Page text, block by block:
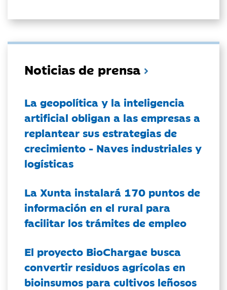
Noticias de prensa
La geopolítica y la inteligencia
artificial obligan a las empresas a
replantear sus estrategias de
crecimiento - Naves industriales y
logísticas
La Xunta instalará 170 puntos de
información en el rural para
facilitar los trámites de empleo
El proyecto BioChargae busca
convertir residuos agrícolas en
bioinsumos para cultivos leñosos